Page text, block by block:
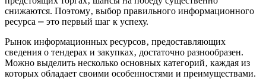
снижаются. Поэтому‚ выбор правильного информационного
ресурса ⎼ это первый шаг к успеху.
Рынок информационных ресурсов‚ предоставляющих
сведения о тендерах и закупках‚ достаточно разнообразен.
Можно выделить несколько основных категорий‚ каждая из
которых обладает своими особенностями и преимуществами.